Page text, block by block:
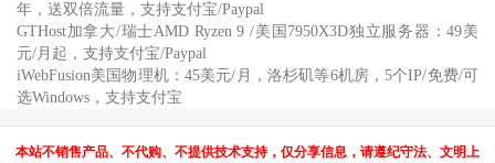
年，送双倍流量，支持支付宝/Paypal
GTHost加拿大/瑞士AMD Ryzen 9 /美国7950X3D独立服务器：49美
元/月起，支持支付宝/Paypal
iWebFusion美国物理机：45美元/月，洛杉矶等6机房，5个IP/免费/可
选Windows，支持支付宝
本站不销售产品、不代购、不提供技术支持，仅分享信息，请遵纪守法、文明上